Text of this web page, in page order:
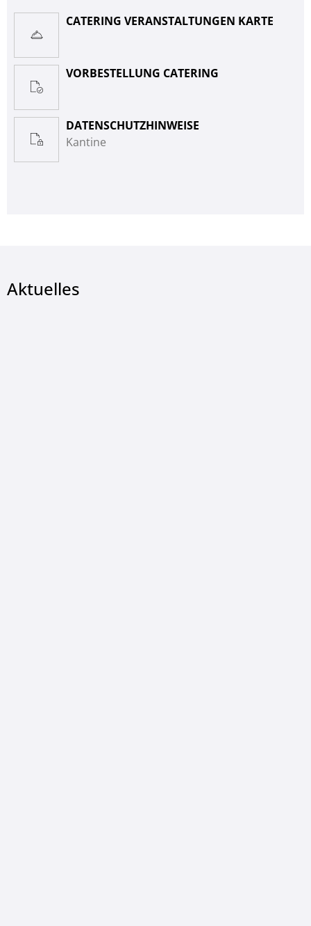
CATERING VERANSTALTUNGEN KARTE
VORBESTELLUNG CATERING
DATENSCHUTZHINWEISE
Kantine
Aktuelles